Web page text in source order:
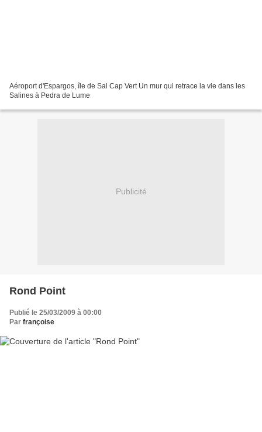
Aéroport d'Espargos, île de Sal Cap Vert Un mur qui retrace la vie dans les
Salines à Pedra de Lume
Publicité
Rond Point
Publié le 25/03/2009 à 00:00
Par françoise